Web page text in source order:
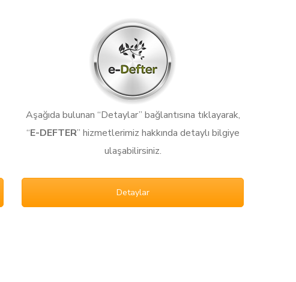
Aşağıda bulunan “Detaylar” bağlantısına tıklayarak,
“E-DEFTER” hizmetlerimiz hakkında detaylı bilgiye
ulaşabilirsiniz.
Detaylar